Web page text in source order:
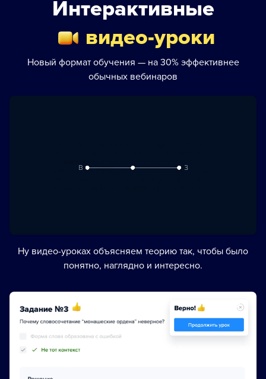
Интерактивные
видео-уроки
Новый формат обучения — на 30% эффективнее
обычных вебинаров
Ну видео-уроках объясняем теорию так, чтобы было
понятно, наглядно и интересно.